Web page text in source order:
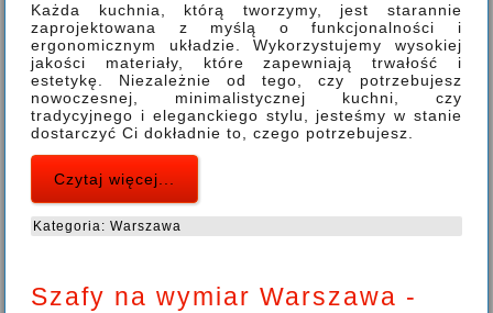
Każda kuchnia, którą tworzymy, jest starannie
zaprojektowana z myślą o funkcjonalności i
ergonomicznym układzie. Wykorzystujemy wysokiej
jakości materiały, które zapewniają trwałość i
estetykę. Niezależnie od tego, czy potrzebujesz
nowoczesnej, minimalistycznej kuchni, czy
tradycyjnego i eleganckiego stylu, jesteśmy w stanie
dostarczyć Ci dokładnie to, czego potrzebujesz.
Czytaj więcej...
Kategoria:Warszawa
Szafy na wymiar Warszawa -